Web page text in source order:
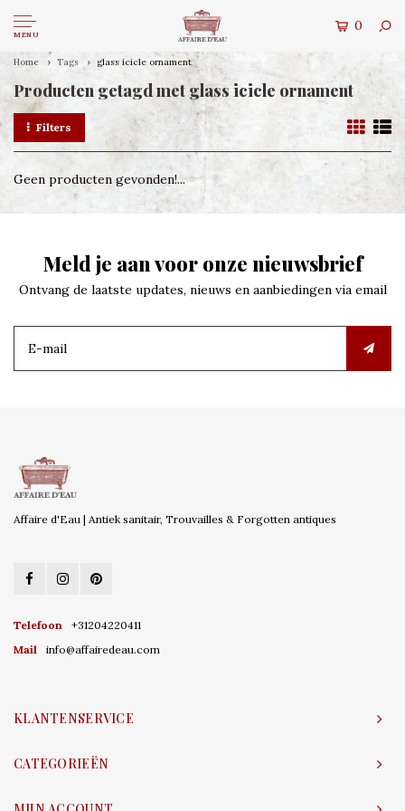
MENU
0
Home Tags glass icicle ornament
Producten getagd met glass icicle ornament
Filters
Geen producten gevonden!...
Meld je aan voor onze nieuwsbrief
Ontvang de laatste updates, nieuws en aanbiedingen via email
Affaire d'Eau | Antiek sanitair, Trouvailles & Forgotten antiques
Telefoon
+31204220411
Mail
info@affairedeau.com
KLANTENSERVICE
CATEGORIEËN